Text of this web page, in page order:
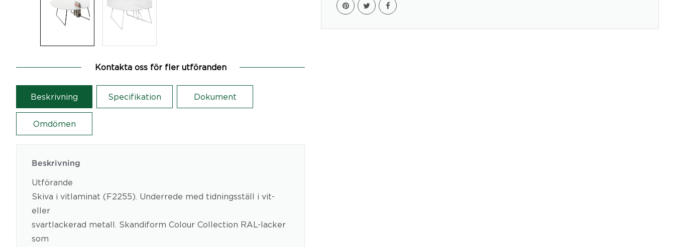
Kontakta oss för fler utföranden
Beskrivning Specifikation Dokument
Omdömen
Beskrivning
Utförande
Skiva i vitlaminat (F2255). Underrede med tidningsställ i vit-
eller
svartlackerad metall. Skandiform Colour Collection RAL-lacker
som